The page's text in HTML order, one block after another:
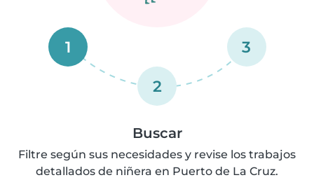
1
2
3
Buscar
Filtre según sus necesidades y revise los trabajos
detallados de niñera en Puerto de La Cruz.